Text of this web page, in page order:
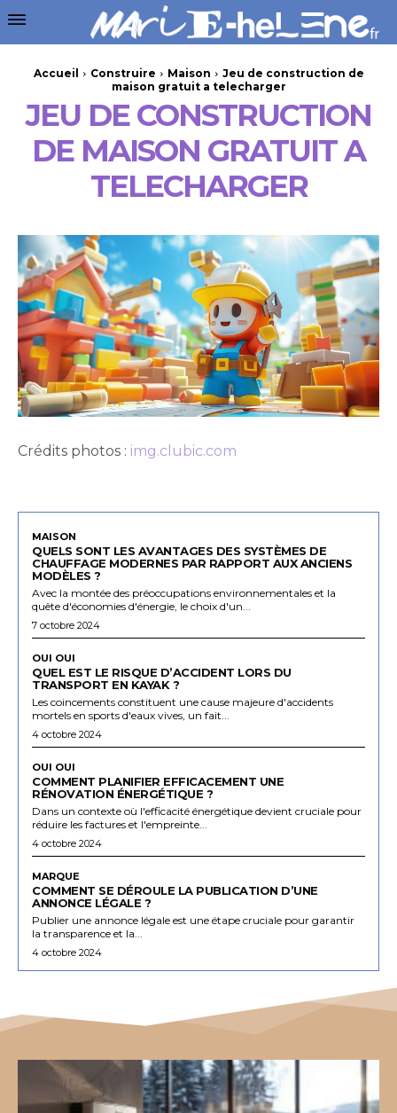
Accueil Construire Maison
Jeu de construction de
maison gratuit a telecharger
JEU DE CONSTRUCTION
DE MAISON GRATUIT A
TELECHARGER
Crédits photos : img.clubic.com
MAISON
QUELS SONT LES AVANTAGES DES SYSTÈMES DE
CHAUFFAGE MODERNES PAR RAPPORT AUX ANCIENS
MODÈLES ?
Avec la montée des préoccupations environnementales et la
quête d'économies d'énergie, le choix d'un...
7 octobre 2024
OUI OUI
QUEL EST LE RISQUE D’ACCIDENT LORS DU
TRANSPORT EN KAYAK ?
Les coincements constituent une cause majeure d'accidents
mortels en sports d'eaux vives, un fait...
4 octobre 2024
OUI OUI
COMMENT PLANIFIER EFFICACEMENT UNE
RÉNOVATION ÉNERGÉTIQUE ?
Dans un contexte où l'efficacité énergétique devient cruciale pour
réduire les factures et l'empreinte...
4 octobre 2024
MARQUE
COMMENT SE DÉROULE LA PUBLICATION D’UNE
ANNONCE LÉGALE ?
Publier une annonce légale est une étape cruciale pour garantir
la transparence et la...
4 octobre 2024